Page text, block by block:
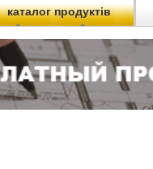
каталог продуктів